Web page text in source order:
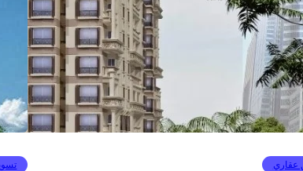
عقاري